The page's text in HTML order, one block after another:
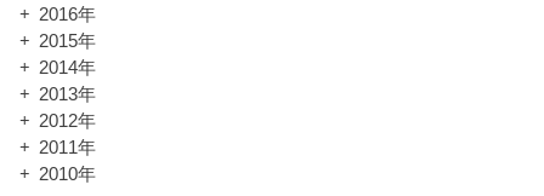
2016年
2015年
2014年
2013年
2012年
2011年
2010年